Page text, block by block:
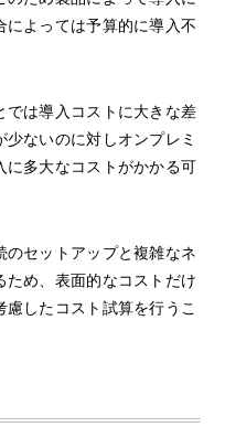
よっては予算的に導入不
では導入コストに大きな差
ないのに対しオンプレミ
に多大なコストがかかる可
のセットアップと複雑なネ
ため、表面的なコストだけ
したコスト試算を行うこ